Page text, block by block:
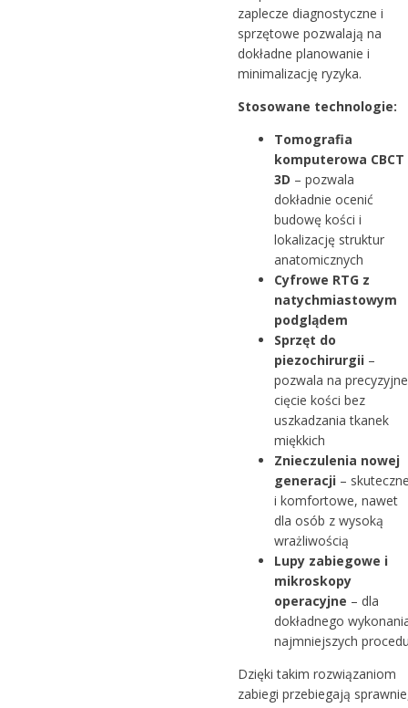
zaplecze diagnostyczne i
sprzętowe pozwalają na
dokładne planowanie i
minimalizację ryzyka.
Stosowane technologie:
Tomografia
komputerowa CBCT
3D – pozwala
dokładnie ocenić
budowę kości i
lokalizację struktur
anatomicznych
Cyfrowe RTG z
natychmiastowym
podglądem
Sprzęt do
piezochirurgii–
pozwala na precyzyjne
cięcie kości bez
uszkadzania tkanek
miękkich
Znieczulenia nowej
generacji–
i komfortowe, nawet
dla osób z wysoką
wrażliwością
Lupy zabiegowe i
mikroskopy
operacyjne – dla
dokładnego
najmniejszych
Dzięki takim rozwiązaniom
zabiegi przebiegają